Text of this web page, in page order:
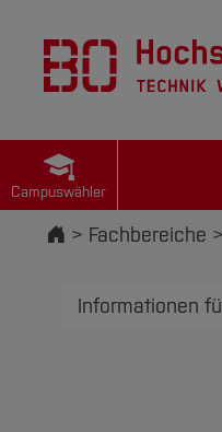
Campuswähler
Startseite
Fachbereiche
Informationen